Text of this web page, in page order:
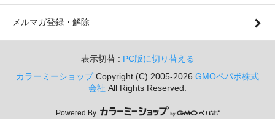
メルマガ登録・解除
表示切替 : PC版に切り替える
カラーミーショップCopyright (C) 2005-2026 GMOペパボ株式
会社 All Rights Reserved.
Powered By